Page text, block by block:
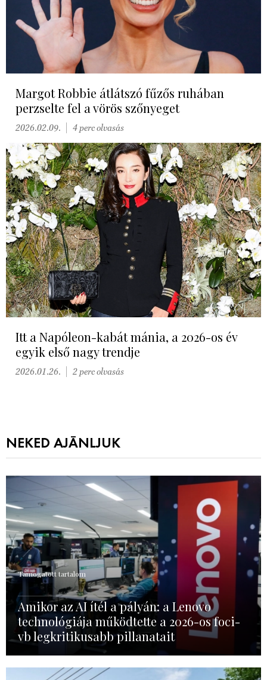
Margot Robbie átlátszó fűzős ruhában
perzselte fel a vörös szőnyeget
2026.02.09. 4 perc olvasás
Itt a Napóleon-kabát mánia, a 2026-os év
egyik első nagy trendje
2026.01.26. 2 perc olvasás
NEKED AJÁNLJUK
Támogatott tartalom
Amikor az AI ítél a pályán: a Lenovo
technológiája működtette a 2026-os foci-
vb legkritikusabb pillanatait